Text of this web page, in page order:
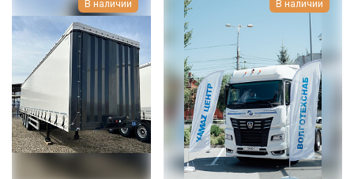
В наличии В наличии